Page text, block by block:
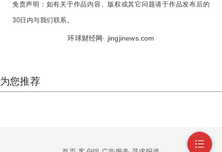
免责声明： 如有关于作品内容、版权或其它问题请于作品发布后的
30日内与我们联系。
环球财经网· jingjinews.com
为您推荐